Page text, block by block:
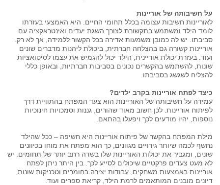
על חשיבותה של אוריינות
לאוריינות חשיבות עצומה בכלל תחומי החיים. היא האמצעי בעזרתו
לומד הילד ומשתמש בתקשורת לצורך השגת יעדים ואינטראקציה עם
סביבתו. יש לה כמובן משמעות אדירה בכל הקשור ללמידה, אך לא רק.
אוריינות קשורה גם בהצלחה חברתית, ביכולת ליהנות מדברים שונים
ועוד. בעזרת יכולת אוריינית, הילד יכול להגמיש את עצמו לסיטואציות
שונות, להשתמש בהקשרים נכונים בסביבות חברתיות, ובאופן כללי
להצליח לשגשג בסביבתו.
כיצד לפתח אוריינות בקרב ילדים?
עמידה על חשיבותה של האוריינות הוא צעד המפתח בהתוויית דרך
לפיתוח אוריינות. לכן חשוב מאוד שהורים, גננות וסמכויות חינוכיות
נוספות, יהיו מודעים לכך ויפעלו בהתאם.
מילת המפתח בהקשר של פיתוח אוריינות היא חשיפה – ככל שהילד
נחשף לכמה שיותר גירויים מגוונים, כך הוא מפתח את מוחו בכיוונים
שונים, ומגביר את יכולות האוריינות שלו בשדה רחב יותר של תחומים. יש
לא מעט צעדים פרקטיים שיכולים לסייע לכך. בין היתר ניתן לפתח
אוריינות באמצעות משחקים, עבודות יצירה בחומרים וטכניקות שונות,
דיונים מובנים המותאמים לרמת הילד, קריאת ספרים ועוד.